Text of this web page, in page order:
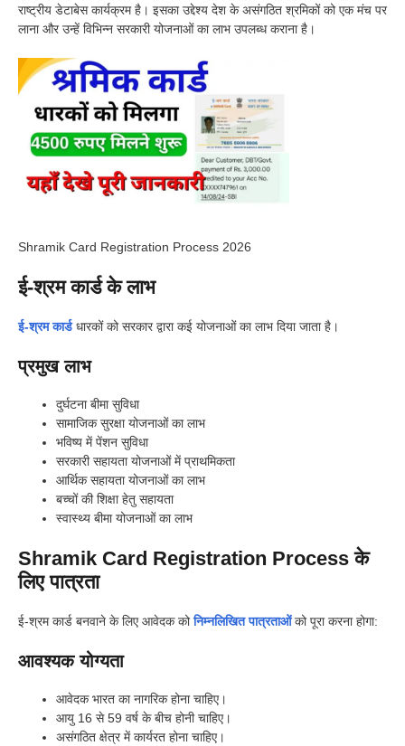
राष्ट्रीय डेटाबेस कार्यक्रम है। इसका उद्देश्य देश के असंगठित श्रमिकों को एक मंच पर
लाना और उन्हें विभिन्न सरकारी योजनाओं का लाभ उपलब्ध कराना है।
Shramik Card Registration Process 2026
ई-श्रम कार्ड के लाभ
ई-श्रम कार्डधारकों को सरकार द्वारा कई योजनाओं का लाभ दिया जाता है।
प्रमुख लाभ
दुर्घटना बीमा सुविधा
सामाजिक सुरक्षा योजनाओं का लाभ
भविष्य में पेंशन सुविधा
सरकारी सहायता योजनाओं में प्राथमिकता
आर्थिक सहायता योजनाओं का लाभ
बच्चों की शिक्षा हेतु सहायता
स्वास्थ्य बीमा योजनाओं का लाभ
Shramik Card Registration Process के
लिए पात्रता
ई-श्रम कार्ड बनवाने के लिए आवेदक कोनिम्नलिखित पात्रताओंको पूरा करना होगा:
आवश्यक योग्यता
आवेदक भारत का नागरिक होना चाहिए।
आयु 16 से 59 वर्ष के बीच होनी चाहिए।
असंगठित क्षेत्र में कार्यरत होना चाहिए।